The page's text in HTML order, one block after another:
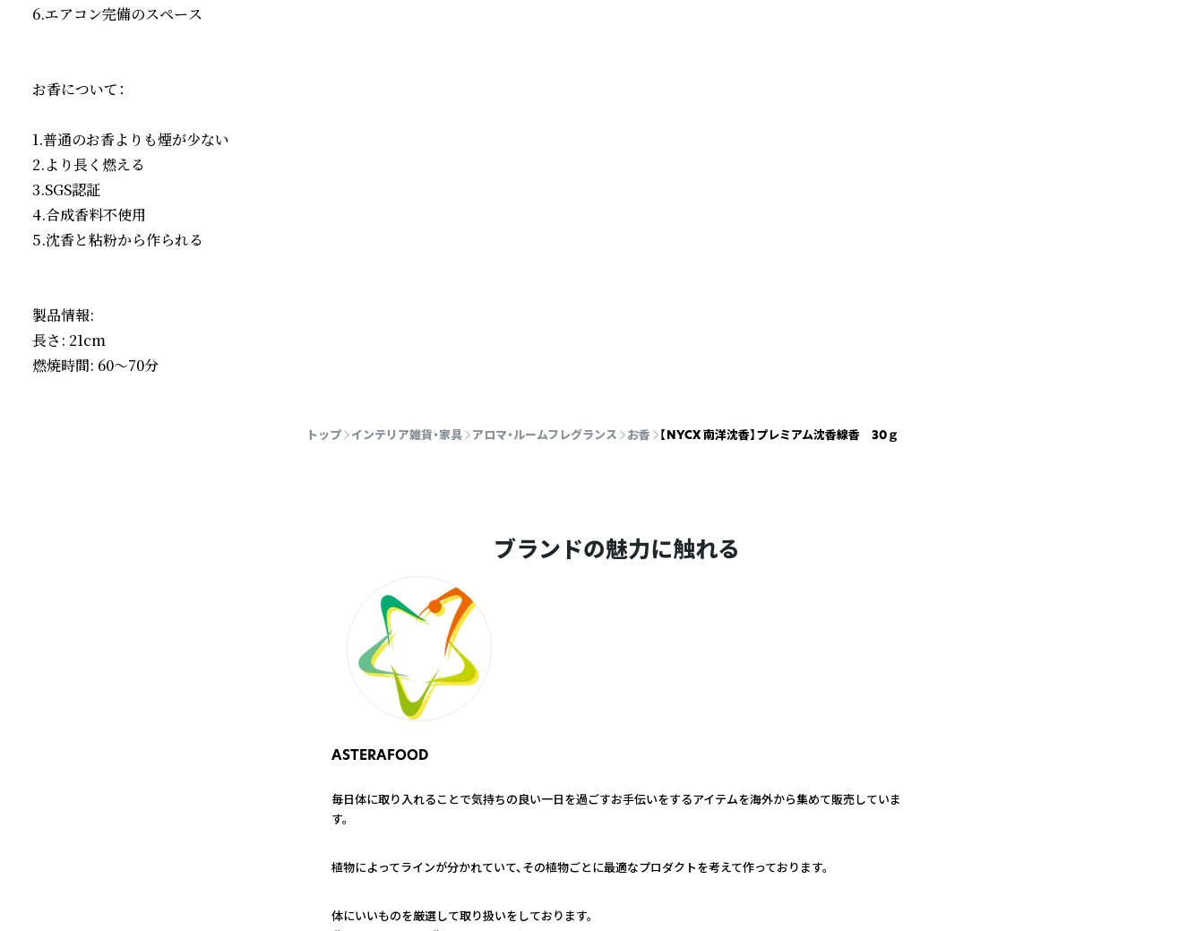
6.エアコン完備のスペース
お香について：
1.普通のお香よりも煙が少ない
2.より長く燃える
3.SGS認証
4.合成香料不使用
5.沈香と粘粉から作られる
製品情報:
長さ: 21cm
燃焼時間: 60～70分
トップ インテリア雑貨・家具 アロマ・ルームフレグランス お香 【NYCX 南洋沈香】プレミアム沈香線香 30ｇ
ブランドの魅力に触れる
ASTERAFOOD
毎日体に取り入れることで気持ちの良い一日を過ごすお手伝いをするアイテムを海外から集めて販売していま
す。
植物によってラインが分かれていて、その植物ごとに最適なプロダクトを考えて作っております。
体にいいものを厳選して取り扱いをしております。